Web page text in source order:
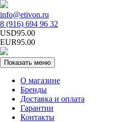
info@etivon.ru
8 (916) 694 96 32
USD95.00
EUR95.00
Показать меню
О магазине
Бренды
Доставка и оплата
Гарантии
Контакты